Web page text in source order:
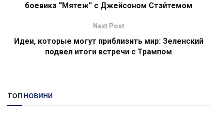
боевика “Мятеж” с Джейсоном Стэйтемом
Next Post
Идеи, которые могут приблизить мир: Зеленский
подвел итоги встречи с Трампом
ТОП НОВИНИ